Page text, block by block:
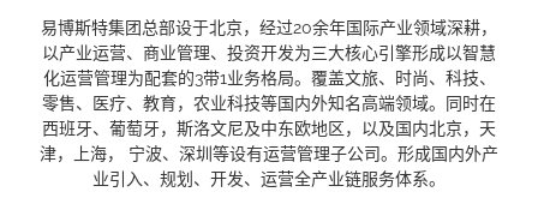
易博斯特集团总部设于北京，经过20余年国际产业领域深耕，
以产业运营、商业管理、投资开发为三大核心引擎形成以智慧
化运营管理为配套的3带1业务格局。覆盖文旅、时尚、科技、
零售、医疗、教育，农业科技等国内外知名高端领域。同时在
西班牙、葡萄牙，斯洛文尼及中东欧地区，以及国内北京，天
津，上海， 宁波、深圳等设有运营管理子公司。形成国内外产
业引入、规划、开发、运营全产业链服务体系。